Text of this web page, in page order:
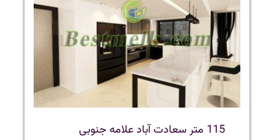
115 متر سعادت آباد علامه جنوبی